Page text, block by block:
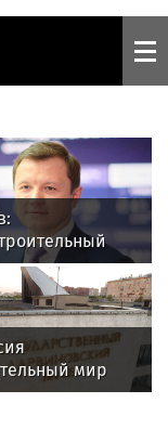
столицы
за первые
2026 года
мир
лекция о